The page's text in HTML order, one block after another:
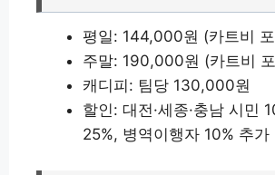
평일: 144,000원 (카트비
주말: 190,000원 (카트비
캐디피: 팀당 130,000원
할인: 대전·세종·충남 시민
25%, 병역이행자 10% 추가